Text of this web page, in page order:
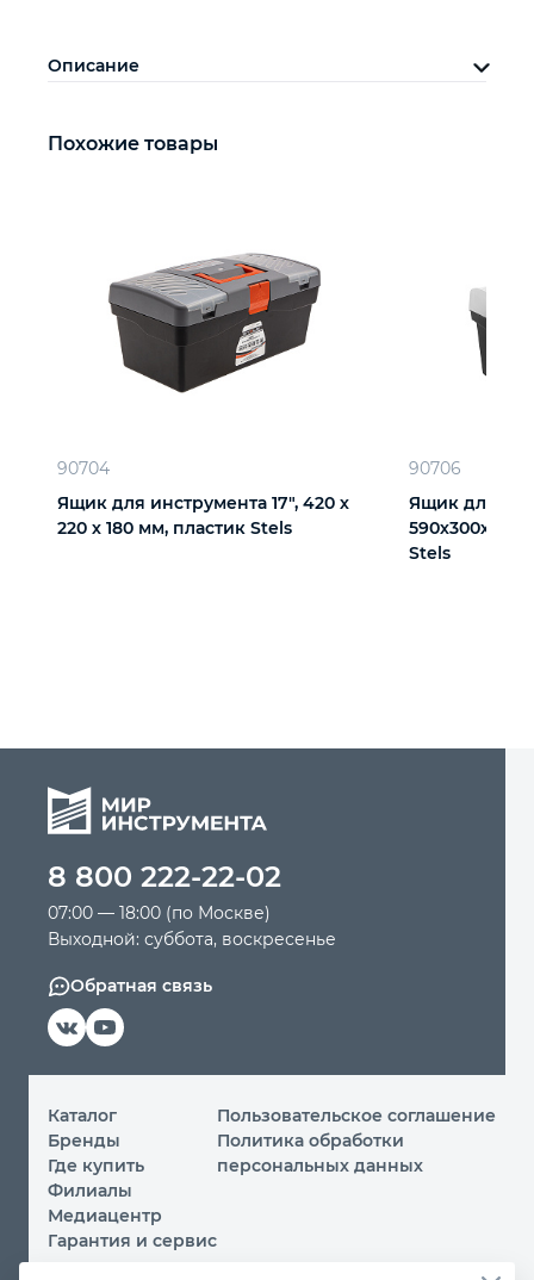
Описание
Похожие товары
90704
Ящик для инструмента 17", 420 х
220 х 180 мм, пластик Stels
90706
Ящик для
590х300х300
Stels
8 800 222-22-02
07:00 — 18:00 (по Москве)
Выходной: суббота, воскресенье
Обратная связь
Каталог
Бренды
Где купить
Филиалы
Медиацентр
Гарантия и сервис
Пользовательское соглашение
Политика обработки
персональных данных